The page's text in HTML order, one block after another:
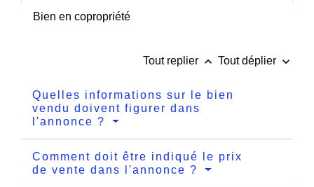
Bien en copropriété
Tout replier keyboard_arrow_up Tout déplier keyboard_arrow_down
Quelles informations sur le bien
vendu doivent figurer dans
l'annonce ?
Comment doit être indiqué le prix
de vente dans l'annonce ?